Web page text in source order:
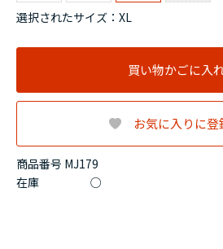
商品番号 MJ179
在庫 ○
選択されたサイズ：XL
買い物かごに入
お気に入りに登